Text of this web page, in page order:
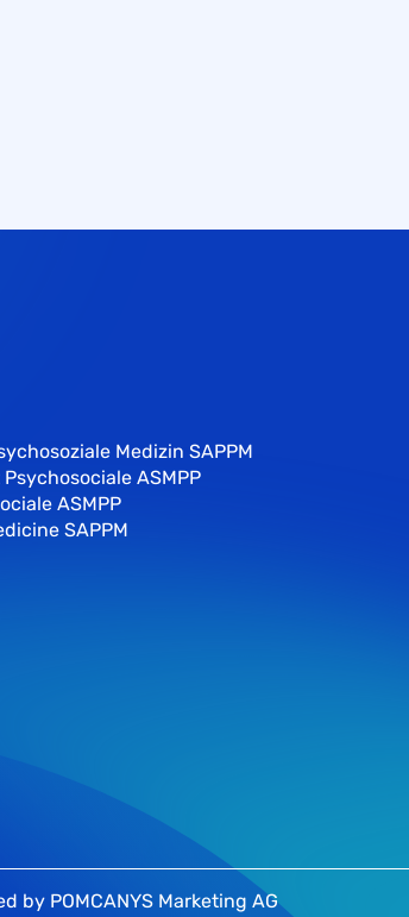
Medizin SAPPM
ASMPP
ASMPP
SAPPM
by POMCANYS Marketing AG